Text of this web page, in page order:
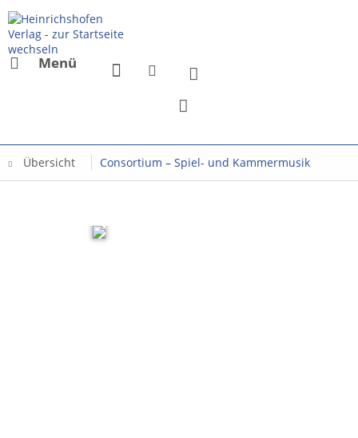
Menü
Übersicht Consortium – Spiel- und Kammermusik